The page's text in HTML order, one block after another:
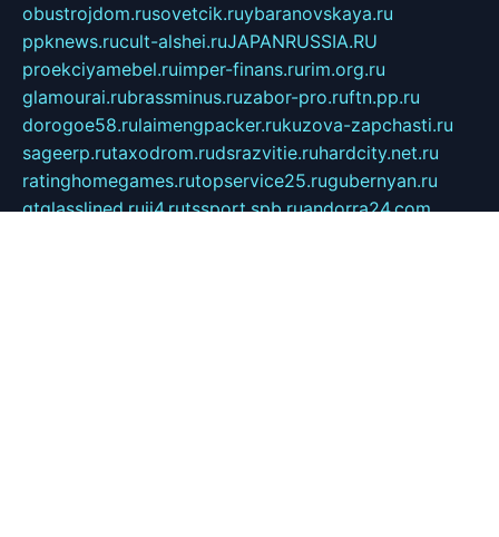
obustrojdom.rusovetcik.ruybaranovskaya.ru
ppknews.rucult-alshei.ruJAPANRUSSIA.RU
proekciyamebel.ruimper-finans.rurim.org.ru
glamourai.rubrassminus.ruzabor-pro.ruftn.pp.ru
dorogoe58.rulaimengpacker.rukuzova-zapchasti.ru
sageerp.rutaxodrom.rudsrazvitie.ruhardcity.net.ru
ratinghomegames.rutopservice25.rugubernyan.ru
gtglasslined.ruii4.rutssport.spb.ruandorra24.com